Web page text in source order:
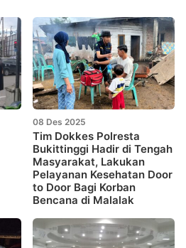
08 Des 2025
Tim Dokkes Polresta
Bukittinggi Hadir di Tengah
Masyarakat, Lakukan
Pelayanan Kesehatan Door
to Door Bagi Korban
Bencana di Malalak